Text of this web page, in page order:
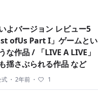
よバージョン レビュー5
ofUs Part I」ゲームとい
な作品 / 「LIVE A LIVE」
揺さぶられる作品 など
式 ・ 2年前 ・ 1